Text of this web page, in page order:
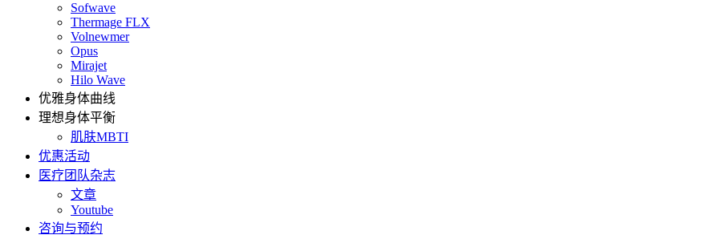
Sofwave
Thermage FLX
Volnewmer
Opus
Mirajet
Hilo Wave
优雅身体曲线
理想身体平衡
肌肤MBTI
优惠活动
医疗团队杂志
文章
Youtube
咨询与预约